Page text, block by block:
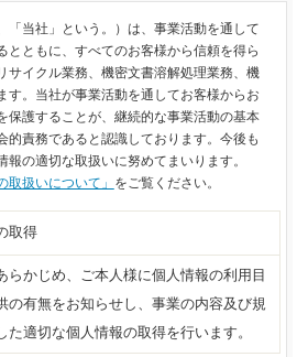
当社」という。）は、事業活動を通して
とともに、すべてのお客様から信頼を得ら
サイクル業務、機密文書溶解処理業務、機
す。当社が事業活動を通してお客様からお
保護することが、継続的な事業活動の基本
的責務であると認識しております。今後も
報の適切な取扱いに努めてまいります。
取扱いについて」 をご覧ください。
取得
らかじめ、ご本人様に個人情報の利用目
の有無をお知らせし、事業の内容及び規
た適切な個人情報の取得を行います。